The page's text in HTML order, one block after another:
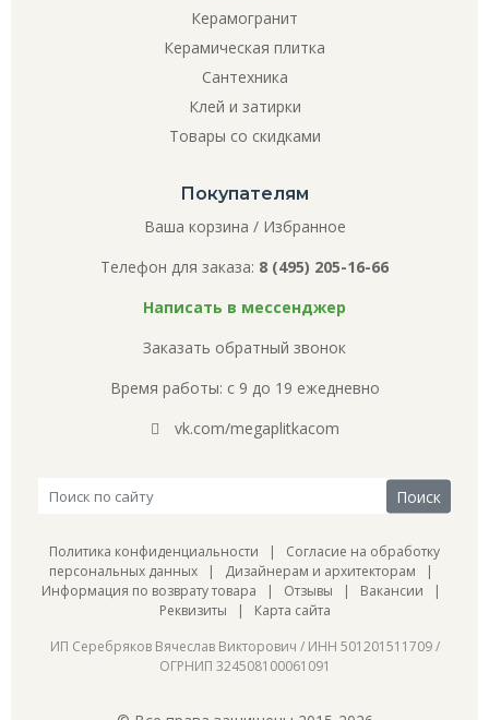
Керамогранит
Керамическая плитка
Сантехника
Клей и затирки
Товары со скидками
Покупателям
Ваша корзина / Избранное
Телефон для заказа: 8 (495) 205-16-66
Написать в мессенджер
Заказать обратный звонок
Время работы: с 9 до 19 ежедневно
vk.com/megaplitkacom
Политика конфиденциальности | Согласие на обработку
персональных данных | Дизайнерам и архитекторам |
Информация по возврату товара | Отзывы | Вакансии |
Реквизиты | Карта сайта
ИП Серебряков Вячеслав Викторович / ИНН 501201511709 /
ОГРНИП 324508100061091